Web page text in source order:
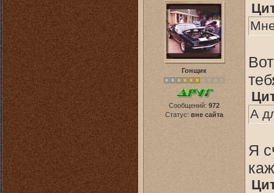
Гонщик
Сообщений: 972
Статус: вне сайта А
Я